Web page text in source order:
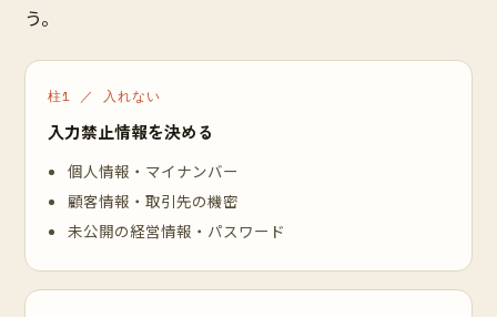
う。
柱1 ／ 入れない
入力禁止情報を決める
個人情報・マイナンバー
顧客情報・取引先の機密
未公開の経営情報・パスワード